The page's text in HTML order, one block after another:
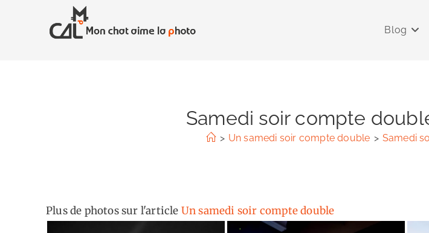
Blog
Samedi soir compte
> Un samedi soir compte double > Samedi
Plus de photos sur l'article Un samedi soir compte double